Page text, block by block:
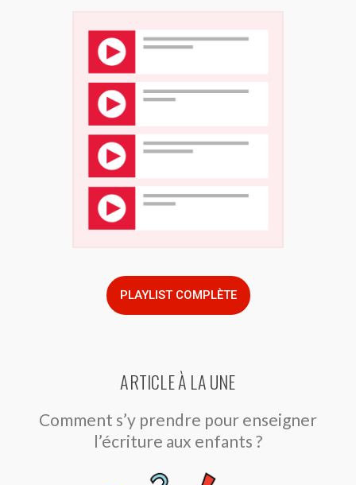
PLAYLIST COMPLÈTE
ARTICLE À LA UNE
Comment s’y prendre pour enseigner
l’écriture aux enfants ?